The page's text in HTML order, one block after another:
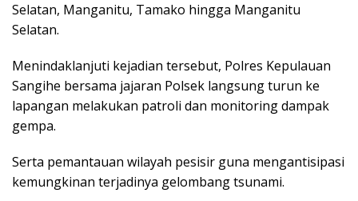
Selatan, Manganitu, Tamako hingga Manganitu
Selatan.
Menindaklanjuti kejadian tersebut, Polres Kepulauan
Sangihe bersama jajaran Polsek langsung turun ke
lapangan melakukan patroli dan monitoring dampak
gempa.
Serta pemantauan wilayah pesisir guna mengantisipasi
kemungkinan terjadinya gelombang tsunami.